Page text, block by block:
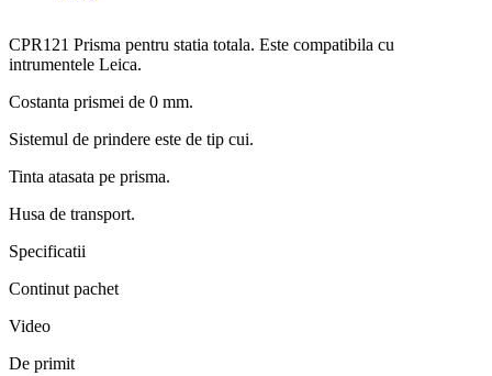
CPR121 Prisma pentru statia totala. Este compatibila cu
intrumentele Leica.
Costanta prismei de 0 mm.
Sistemul de prindere este de tip cui.
Tinta atasata pe prisma.
Husa de transport.
Specificatii
Continut pachet
Video
De primit